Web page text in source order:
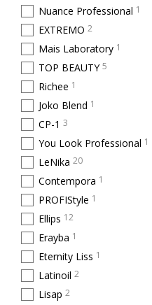
Nuance Professional 1
EXTREMO 2
Mais Laboratory 1
TOP BEAUTY 5
Richee 1
Joko Blend 1
CP-1 3
You Look Professional 1
LeNika 20
Contempora 1
PROFIStyle 1
Ellips 12
Erayba 1
Eternity Liss 1
Latinoil 2
Lisap 2